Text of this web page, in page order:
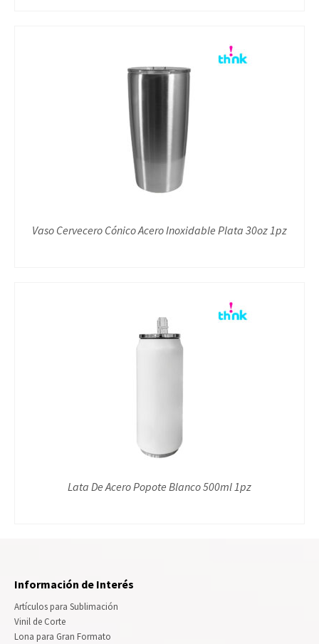
Vaso Cervecero Cónico Acero Inoxidable Plata 30oz 1pz
Lata De Acero Popote Blanco 500ml 1pz
Información de Interés
Artículos para Sublimación
Vinil de Corte
Lona para Gran Formato